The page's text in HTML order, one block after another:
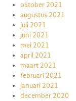
oktober 2021
augustus 2021
juli 2021
juni 2021
mei 2021
april 2021
maart 2021
februari 2021
januari 2021
december 2020